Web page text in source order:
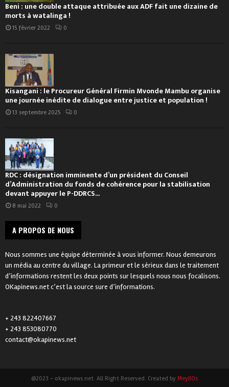
Beni : une double attaque attribuée aux ADF fait une dizaine de
morts à watalinga !
15 février 2022 0
Kisangani : le Procureur Général Firmin Mvonde Mambu organise
une journée inédite de dialogue entre justice et population !
13 septembre 2025 0
RDC : désignation imminente d’un président du Conseil
d’Administration du fonds de cohérence pour la stabilisation
devant appuyer le P-DDRCS...
8 mai 2022 0
A PROPOS DE NOUS
Nous sommes une équipe déterminée à vous informer. Nous demeurons
un média au centre du village. La primeur et le sérieux dans le traitement
d’informations restent les deux points sur lesquels nous nous focalisons.
OKapinews.net c’est la source sure d’informations.
+ 243 822407667
+ 243 853080770
contact@okapinews.net
@2023 - okapinews.net. All Right Reserved. Created by MeyllOs